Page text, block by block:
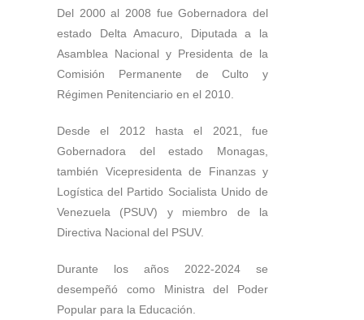
Del 2000 al 2008 fue Gobernadora del
estado Delta Amacuro, Diputada a la
Asamblea Nacional y Presidenta de la
Comisión Permanente de Culto y
Régimen Penitenciario en el 2010.
Desde el 2012 hasta el 2021, fue
Gobernadora del estado Monagas,
también Vicepresidenta de Finanzas y
Logística del Partido Socialista Unido de
Venezuela (PSUV) y miembro de la
Directiva Nacional del PSUV.
Durante los años 2022-2024 se
desempeñó como Ministra del Poder
Popular para la Educación.